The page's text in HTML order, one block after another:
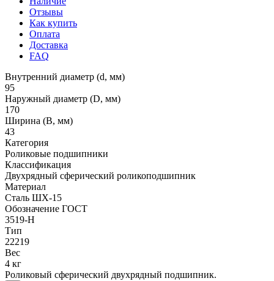
Отзывы
Как купить
Оплата
Доставка
FAQ
Внутренний диаметр (d, мм)
95
Наружный диаметр (D, мм)
170
Ширина (B, мм)
43
Категория
Роликовые подшипники
Классификация
Двухрядный сферический роликоподшипник
Материал
Сталь ШХ-15
Обозначение ГОСТ
3519-Н
Тип
22219
Вес
4 кг
Роликовый сферический двухрядный подшипник.